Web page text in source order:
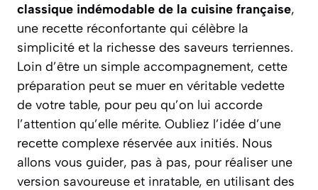
classique indémodable de la cuisine française,
une recette réconfortante qui célèbre la
simplicité et la richesse des saveurs terriennes.
Loin d’être un simple accompagnement, cette
préparation peut se muer en véritable vedette
de votre table, pour peu qu’on lui accorde
l’attention qu’elle mérite. Oubliez l’idée d’une
recette complexe réservée aux initiés. Nous
allons vous guider, pas à pas, pour réaliser une
version savoureuse et inratable, en utilisant des